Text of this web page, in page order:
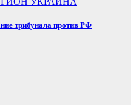
трибунала против РФ